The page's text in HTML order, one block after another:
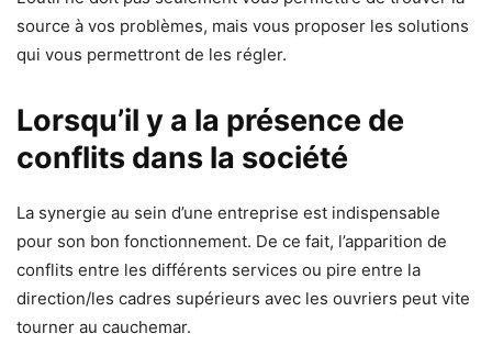
source à vos problèmes, mais vous proposer les solutions
qui vous permettront de les régler.
Lorsqu’il y a la présence de
conflits dans la société
La synergie au sein d’une entreprise est indispensable
pour son bon fonctionnement. De ce fait, l’apparition de
conflits entre les différents services ou pire entre la
direction/les cadres supérieurs avec les ouvriers peut vite
tourner au cauchemar.